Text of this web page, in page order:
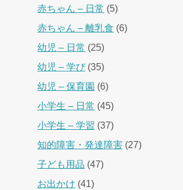
赤ちゃん – 日常 (5)
赤ちゃん – 離乳食 (6)
幼児 – 日常 (25)
幼児 – 学び(35)
幼児 – 保育園 (6)
小学生 – 日常 (45)
小学生 – 学習 (37)
知的障害・発達障害 (27)
子ども用品 (47)
お出かけ (41)